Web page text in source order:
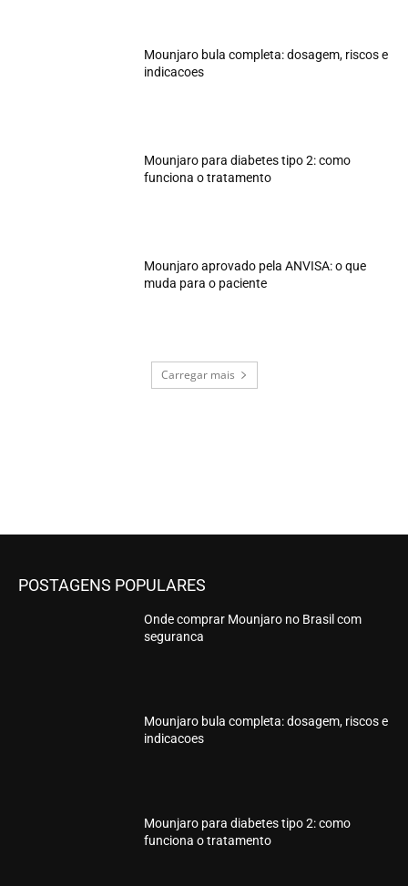
Mounjaro bula completa: dosagem, riscos e
indicacoes
Mounjaro para diabetes tipo 2: como
funciona o tratamento
Mounjaro aprovado pela ANVISA: o que
muda para o paciente
Carregar mais
POSTAGENS POPULARES
Onde comprar Mounjaro no Brasil com
seguranca
Mounjaro bula completa: dosagem, riscos e
indicacoes
Mounjaro para diabetes tipo 2: como
funciona o tratamento